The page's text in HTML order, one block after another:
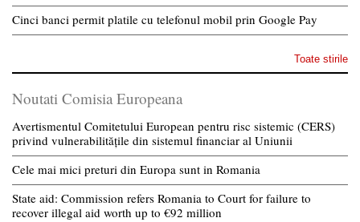
Cinci banci permit platile cu telefonul mobil prin Google Pay
Toate stirile
Noutati Comisia Europeana
Avertismentul Comitetului European pentru risc sistemic (CERS)
privind vulnerabilitățile din sistemul financiar al Uniunii
Cele mai mici preturi din Europa sunt in Romania
State aid: Commission refers Romania to Court for failure to
recover illegal aid worth up to €92 million